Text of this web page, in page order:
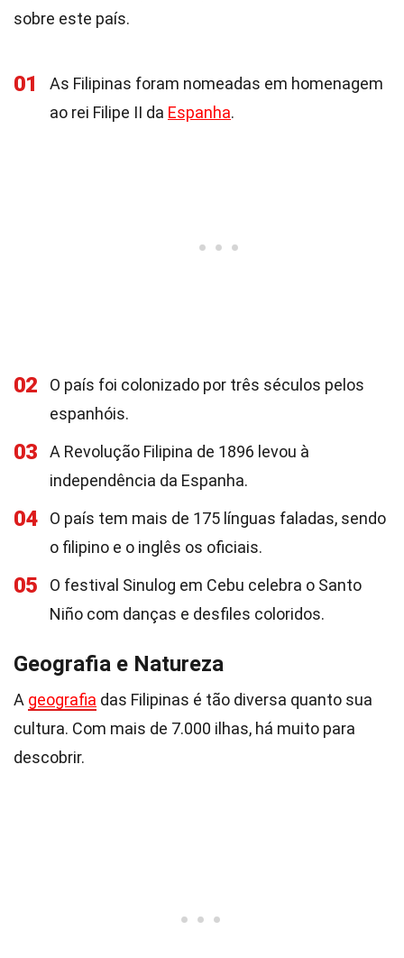
sobre este país.
01
As Filipinas foram nomeadas em homenagem
ao rei Filipe II da Espanha.
02
O país foi colonizado por três séculos pelos
espanhóis.
03
A Revolução Filipina de 1896 levou à
independência da Espanha.
04
O país tem mais de 175 línguas faladas, sendo
o filipino e o inglês os oficiais.
05
O festival Sinulog em Cebu celebra o Santo
Niño com danças e desfiles coloridos.
Geografia e Natureza
A geografia das Filipinas é tão diversa quanto sua
cultura. Com mais de 7.000 ilhas, há muito para
descobrir.